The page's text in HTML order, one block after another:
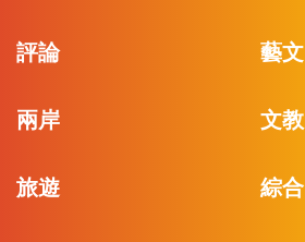
評論 藝文
兩岸 文教
旅遊 綜合